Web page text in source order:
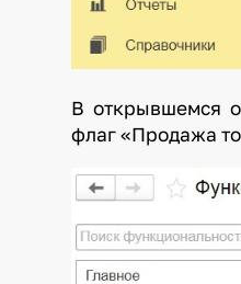
В открывшемся
флаг «Продажа